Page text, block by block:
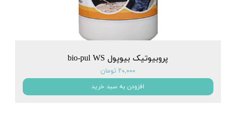
پروبیوتیک بیوپول bio-pul WS
۲۰,۰۰۰ تومان
افزودن به سبد خرید